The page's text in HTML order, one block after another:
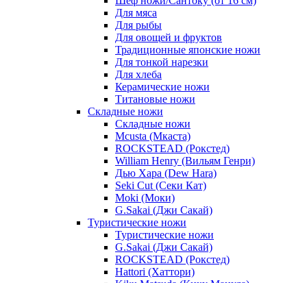
Для мяса
Для рыбы
Для овощей и фруктов
Традиционные японские ножи
Для тонкой нарезки
Для хлеба
Керамические ножи
Титановые ножи
Складные ножи
Складные ножи
Mcusta (Мкаста)
ROCKSTEAD (Рокстед)
William Henry (Вильям Генри)
Дью Хара (Dew Hara)
Seki Cut (Секи Кат)
Moki (Моки)
G.Sakai (Джи Сакай)
Туристические ножи
Туристические ножи
G.Sakai (Джи Сакай)
ROCKSTEAD (Рокстед)
Hattori (Хаттори)